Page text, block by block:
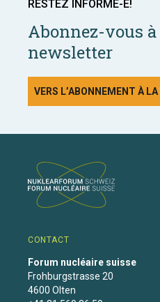
RESTEZ INFORMÉ-E!
Abonnez-vous
newsletter
VERS L’ABONNEMENT À
CONTACT
Forum nucléaire suisse
Frohburgstrasse 20
4600 Olten